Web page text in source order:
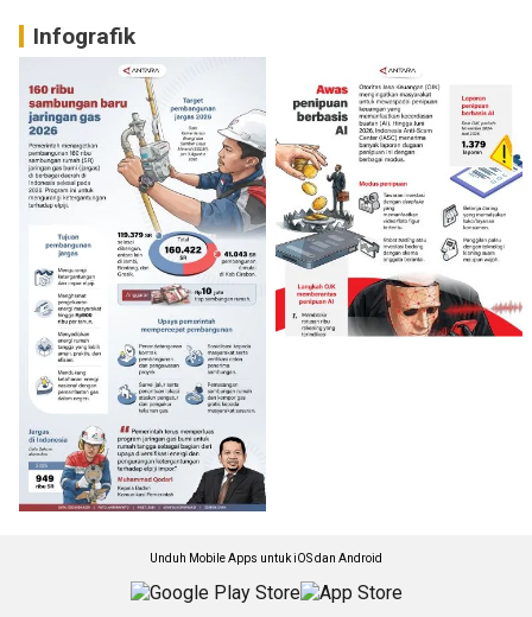
Infografik
Unduh Mobile Apps untuk iOS dan Android